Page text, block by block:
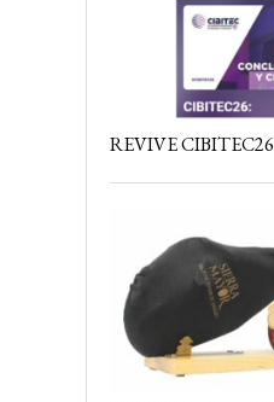
REVIVE CIBITEC26